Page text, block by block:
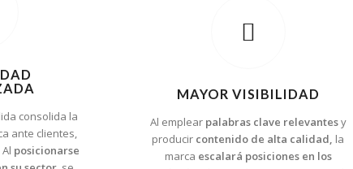
consolida la
ante clientes,
posicionarse
MAYOR VISIBILIDAD
Al emplear palabras clave relevantesy
producir contenido de alta calidad, la
marca escalará posiciones en los